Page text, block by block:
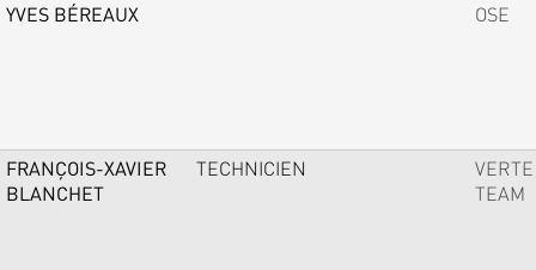
YVES BÉREAUX OSE
FRANÇOIS-XAVIER
BLANCHET
TECHNICIEN
VERTE
TEAM